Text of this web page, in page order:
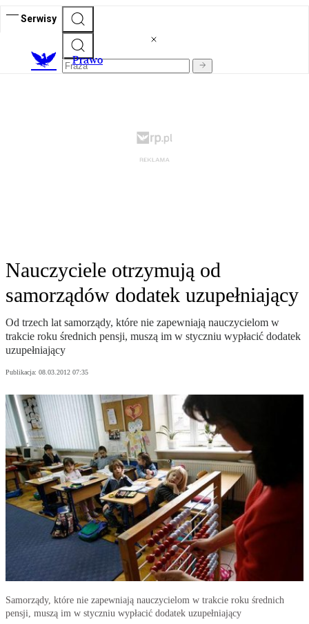
Serwisy
Prawo
Nauczyciele otrzymują od
samorządów dodatek uzupełniający
Od trzech lat samorządy, które nie zapewniają nauczycielom w
trakcie roku średnich pensji, muszą im w styczniu wypłacić dodatek
uzupełniający
Publikacja: 08.03.2012 07:35
Samorządy, które nie zapewniają nauczycielom w trakcie roku średnich
pensji, muszą im w styczniu wypłacić dodatek uzupełniający